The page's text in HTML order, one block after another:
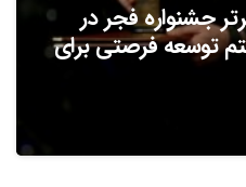
جشنواره فجر در
توسعه فرصتی برای